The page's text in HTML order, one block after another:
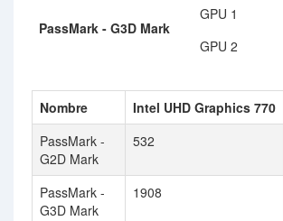
PassMark - G3D Mark
GPU 1
GPU 2
Nombre Intel UHD Graphics 770
PassMark -
G2D Mark
532
PassMark -
G3D Mark
1908